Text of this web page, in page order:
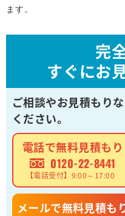
ます。
完
すぐにお
ご相談やお見積もりな
ください。
電話で無料見積もり
0120-22-8441
【電話受付】9:00～17:00
メールで無料見積も